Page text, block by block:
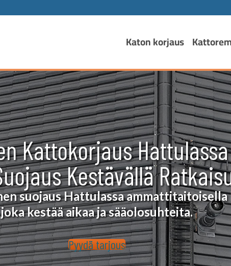
Katon korjaus
Kattokorjaus
Kestävällä
suojaus Hattulassa
joka kestää aikaa ja sääolosuhteita.
Pyydä tarjous